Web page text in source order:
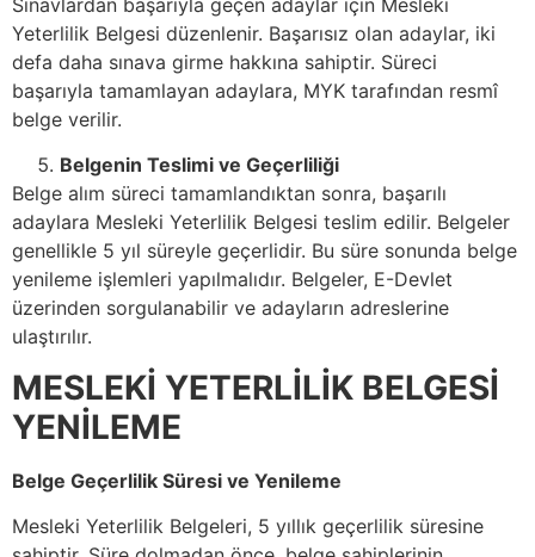
Yeterlilik Belgesi düzenlenir. Başarısız olan adaylar, iki
defa daha sınava girme hakkına sahiptir. Süreci
başarıyla tamamlayan adaylara, MYK tarafından resmî
belge verilir.
Belgenin Teslimi ve Geçerliliği
Belge alım süreci tamamlandıktan sonra, başarılı
adaylara Mesleki Yeterlilik Belgesi teslim edilir. Belgeler
genellikle 5 yıl süreyle geçerlidir. Bu süre sonunda belge
yenileme işlemleri yapılmalıdır. Belgeler, E-Devlet
üzerinden sorgulanabilir ve adayların adreslerine
ulaştırılır.
MESLEKİ YETERLİLİK BELGESİ
YENİLEME
Belge Geçerlilik Süresi ve Yenileme
Mesleki Yeterlilik Belgeleri, 5 yıllık geçerlilik süresine